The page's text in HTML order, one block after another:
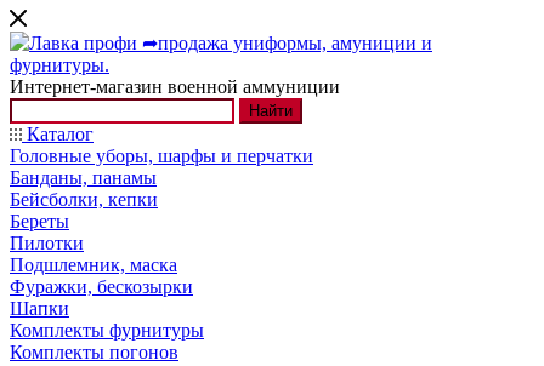
Интернет-магазин военной аммуниции
Найти
Каталог
Головные уборы, шарфы и перчатки
Банданы, панамы
Бейсболки, кепки
Береты
Пилотки
Подшлемник, маска
Фуражки, бескозырки
Шапки
Комплекты фурнитуры
Комплекты погонов